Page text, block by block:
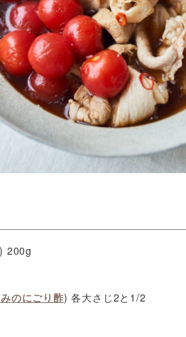
200g
のにごり酢) 各大さじ2と1/2